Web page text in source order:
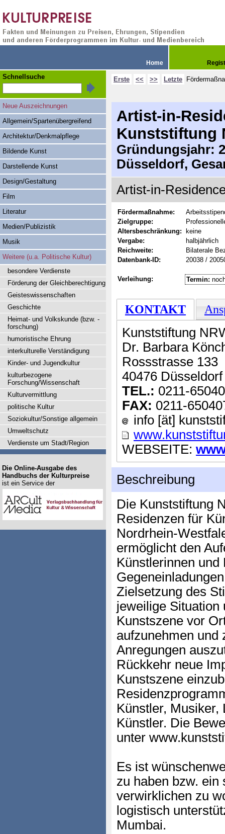
Home
Erste << >> Letzte
Artist-in-
Kunststiftung
Gründungsjahr:
Düsseldorf,
Artist-in-
Fördermaßnahme:
Zielgruppe:
Altersbeschränkung:
keine
Vergabe:
halbjährlich
Reichweite:
Bilaterale
Datenbank-ID:
20038 /
Verleihung: Termin:
KONTAKT
Kunststiftung
Dr. Barbara
Rossstrasse 133
40476 Düsseldorf
TEL.: 0211-
FAX: 0211-
info [ät]
WEBSEITE:
Beschreibung
Die Kunststiftung
Residenzen für
Nordrhein-
ermöglicht den
Künstlerinnen und
Zielsetzung des
jeweilige Situation
Kunstszene vor
aufzunehmen und
Anregungen
Rückkehr neue
Kunstszene
Künstler, Musiker,
Künstler. Die
unter
Es ist
zu haben bzw. ein
verwirklichen zu
logistisch
Mumbai.
Schnellsuche
Neue Auszeichnungen
Allgemein/Spartenübergreifend
Architektur/Denkmalpflege
Bildende Kunst
Darstellende Kunst
Design/Gestaltung
Film
Literatur
Medien/Publizistik
Musik
Weitere (u.a. Politische Kultur)
besondere Verdienste
Förderung der Gleichberechtigung
Geisteswissenschaften
Geschichte
Heimat- und Volkskunde (bzw. -
forschung)
humoristische Ehrung
interkulturelle Verständigung
Kinder- und Jugendkultur
kulturbezogene
Forschung/Wissenschaft
Kulturvermittlung
politische Kultur
Soziokultur/Sonstige allgemein
Umweltschutz
Verdienste um Stadt/Region
Die Online-Ausgabe des
Handbuchs der Kulturpreise
ist ein Service der